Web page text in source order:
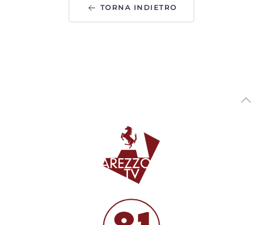
Proseguono le ricerche del 45enne che nel 2020 uccise la
figlia di 4 anni e ferì il figlio
00:01:13 - Martedì, 04 Agosto 2026
Nascondeva dosi di cocaina lungo le strade al confine tra
00:01:10 - Martedì, 04 Agosto 2026
TORNA INDIETRO